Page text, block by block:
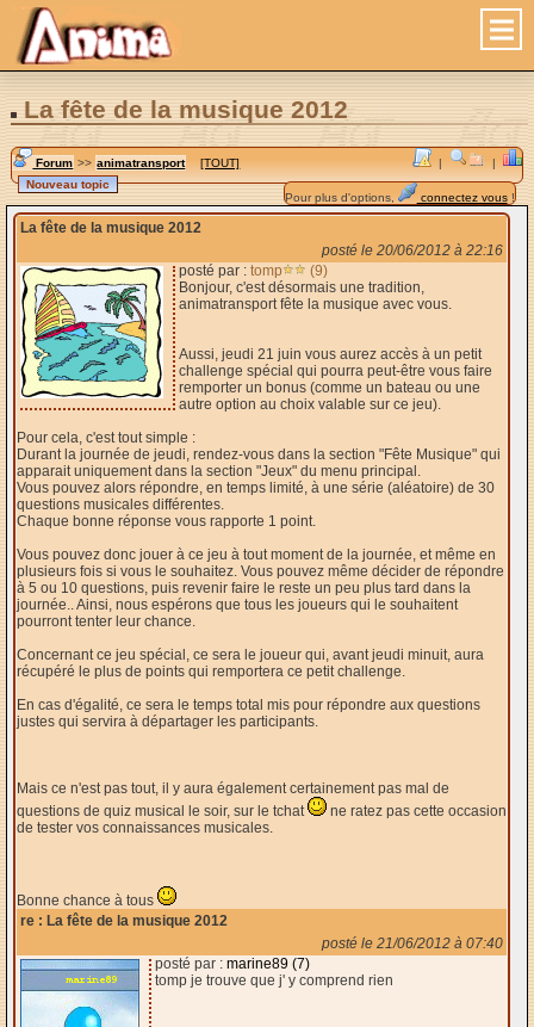
La fête de la musique 2012
| |
Forum >>animatransport [TOUT]
Pour plus d'options, connectez vous!
La fête de la musique 2012
posté le 20/06/2012 à 22:16
posté par : tomp
(9)
Bonjour, c'est désormais une tradition,
animatransport fête la musique avec vous.
Aussi, jeudi 21 juin vous aurez accès à un petit
challenge spécial qui pourra peut-être vous faire
remporter un bonus (comme un bateau ou une
autre option au choix valable sur ce jeu).
Pour cela, c'est tout simple :
Durant la journée de jeudi, rendez-vous dans la section "Fête Musique" qui
apparait uniquement dans la section "Jeux" du menu principal.
Vous pouvez alors répondre, en temps limité, à une série (aléatoire) de 30
questions musicales différentes.
Chaque bonne réponse vous rapporte 1 point.
Vous pouvez donc jouer à ce jeu à tout moment de la journée, et même en
plusieurs fois si vous le souhaitez. Vous pouvez même décider de répondre
à 5 ou 10 questions, puis revenir faire le reste un peu plus tard dans la
journée.. Ainsi, nous espérons que tous les joueurs qui le souhaitent
pourront tenter leur chance.
Concernant ce jeu spécial, ce sera le joueur qui, avant jeudi minuit, aura
récupéré le plus de points qui remportera ce petit challenge.
En cas d'égalité, ce sera le temps total mis pour répondre aux questions
justes qui servira à départager les participants.
Mais ce n'est pas tout, il y aura également certainement pas mal de
questions de quiz musical le soir, sur le tchat
ne ratez pas cette occasion
de tester vos connaissances musicales.
Bonne chance à tous
re : La fête de la musique 2012
posté le 21/06/2012 à 07:40
posté par : marine89 (7)
tomp je trouve que j' y comprend rien